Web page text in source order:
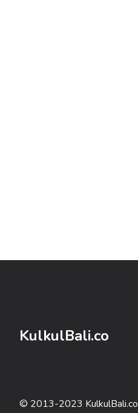
KulkulBali.co
© 2013-2023 KulkulBali.co